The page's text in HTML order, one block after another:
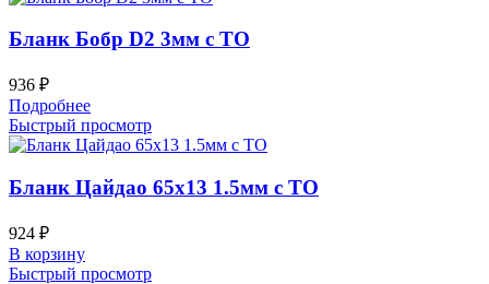
Бланк Бобр D2 3мм с ТО
936 ₽
Подробнее
Быстрый просмотр
Бланк Цайдао 65х13 1.5мм с ТО
924 ₽
В корзину
Быстрый просмотр